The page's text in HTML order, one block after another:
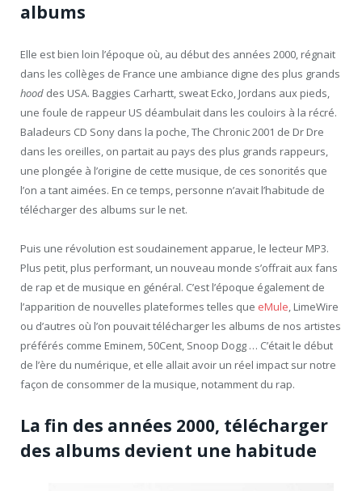
albums
Elle est bien loin l’époque où, au début des années 2000, régnait
dans les collèges de France une ambiance digne des plus grands
hood des USA. Baggies Carhartt, sweat Ecko, Jordans aux pieds,
une foule de rappeur US déambulait dans les couloirs à la récré.
Baladeurs CD Sony dans la poche, The Chronic 2001 de Dr Dre
dans les oreilles, on partait au pays des plus grands rappeurs,
une plongée à l’origine de cette musique, de ces sonorités que
l’on a tant aimées. En ce temps, personne n’avait l’habitude de
télécharger des albums sur le net.
Puis une révolution est soudainement apparue, le lecteur MP3.
Plus petit, plus performant, un nouveau monde s’offrait aux fans
de rap et de musique en général. C’est l’époque également de
l’apparition de nouvelles plateformes telles que eMule, LimeWire
ou d’autres où l’on pouvait télécharger les albums de nos artistes
préférés comme Eminem, 50Cent, Snoop Dogg … C’était le début
de l’ère du numérique, et elle allait avoir un réel impact sur notre
façon de consommer de la musique, notamment du rap.
La fin des années 2000, télécharger
des albums devient une habitude